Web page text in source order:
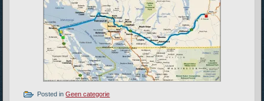
Posted in Geen categorie